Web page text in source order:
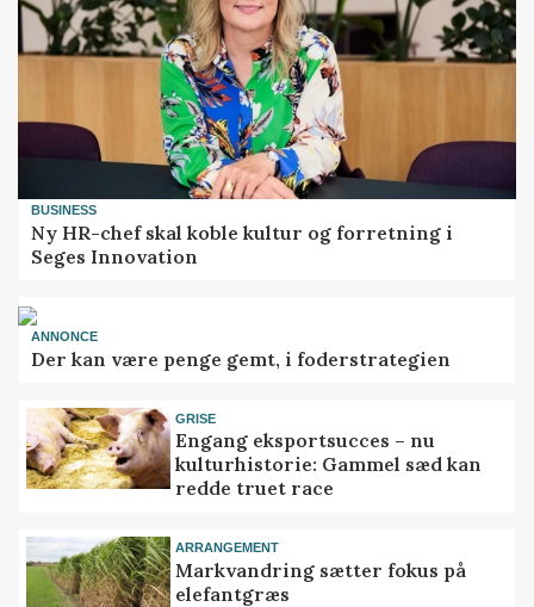
BUSINESS
Ny HR-chef skal koble kultur og forretning i
Seges Innovation
ANNONCE
Der kan være penge gemt, i foderstrategien
GRISE
Engang eksportsucces – nu
kulturhistorie: Gammel sæd kan
redde truet race
ARRANGEMENT
Markvandring sætter fokus på
elefantgræs